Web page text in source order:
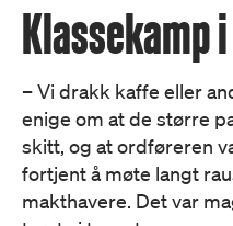
Klassekamp
– Vi drakk kaffe eller
enige om at de større
skitt, og at ordføreren
fortjent å møte langt
makthavere. Det var